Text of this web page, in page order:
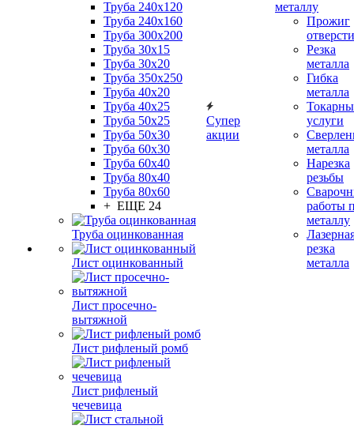
Труба 240x120
Труба 240x160
Труба 300x200
Труба 30x15
Труба 30x20
Труба 350x250
Труба 40x20
Труба 40x25
Труба 50x25
Труба 50x30
Труба 60x30
Труба 60x40
Труба 80x40
Труба 80x60
+ ЕЩЕ 24
Труба оцинкованная
Лист оцинкованный
Лист просечно-
вытяжной
Лист рифленый ромб
Лист рифленый
чечевица
Супер
акции
металлу
Прожиг
Резка
металла
Гибка
металла
услуги
металла
Нарезка
резьбы
работы
металлу
резка
металла